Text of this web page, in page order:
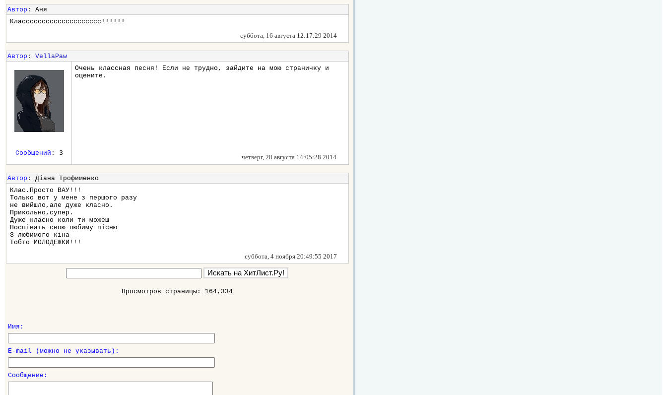
Автор : Аня
Класссссссссссссссссссс!!!!!!
суббота, 16 августа 12:17:29 2014
Автор :VellaPaw
Очень классная песня! Если не трудно, зайдите на мою страничку и
оцените.
четверг, 28 августа 14:05:28 2014
Сообщений : 3
Автор : Діана Трофименко
Клас.Просто ВАУ!!!
Только вот у мене з першого разу
не вийшло,але дуже класно.
Прикольно,супер.
Дуже класно коли ти можеш
Поспівать свою любиму пісню
З любимого кіна
Тобто МОЛОДЕЖКИ!!!
суббота, 4 ноября 20:49:55 2017
Просмотров страницы: 164,334
Имя:
E-mail (можно не указывать):
Сообщение: